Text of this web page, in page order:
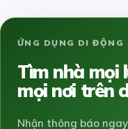
ỨNG DỤNG DI ĐỘNG
Tìm nhà mọi
mọi nơi trên
Nhận thông báo